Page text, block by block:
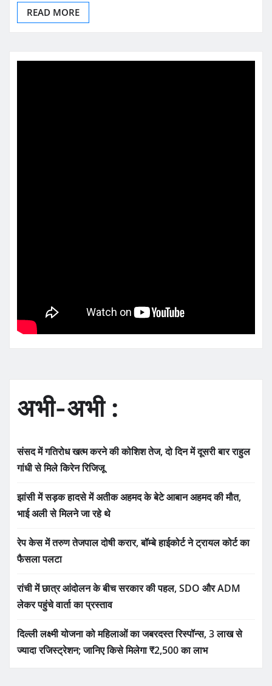
READ MORE
अभी-अभी :
संसद में गतिरोध खत्म करने की कोशिश तेज, दो दिन में दूसरी बार राहुल
गांधी से मिले किरेन रिजिजू
झांसी में सड़क हादसे में अतीक अहमद के बेटे आबान अहमद की मौत,
भाई अली से मिलने जा रहे थे
रेप केस में तरुण तेजपाल दोषी करार, बॉम्बे हाईकोर्ट ने ट्रायल कोर्ट का
फैसला पलटा
रांची में छात्र आंदोलन के बीच सरकार की पहल, SDO और ADM
लेकर पहुंचे वार्ता का प्रस्ताव
दिल्ली लक्ष्मी योजना को महिलाओं का जबरदस्त रिस्पॉन्स, 3 लाख से
ज्यादा रजिस्ट्रेशन; जानिए किसे मिलेगा ₹2,500 का लाभ